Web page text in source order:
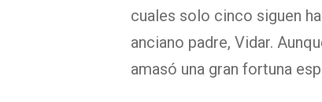
cuales solo cinco siguen
anciano padre, Vidar.
amasó una gran fortuna